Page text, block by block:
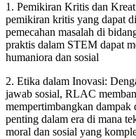
1. Pemikiran Kritis dan
pemikiran kritis yang dapat
pemecahan masalah di
praktis dalam STEM dapat
humaniora dan sosial
2. Etika dalam Inovasi:
jawab sosial, RLAC
mempertimbangkan
penting dalam era di mana
moral dan sosial yang